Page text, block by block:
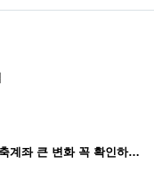
청약홈 홈페이지 주택청약저축계좌 큰 변화 꼭 확인하세요.